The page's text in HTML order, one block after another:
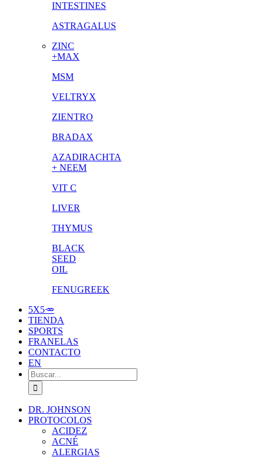
INTESTINES
ASTRAGALUS
ZINC
+MAX
MSM
VELTRYX
ZIENTRO
BRADAX
AZADIRACHTA
+ NEEM
VIT C
LIVER
THYMUS
BLACK
SEED
OIL
FENUGREEK
5X5🥕
TIENDA
SPORTS
FRANELAS
CONTACTO
EN
Buscar:
DR. JOHNSON
PROTOCOLOS
ACIDEZ
ACNÉ
ALERGIAS